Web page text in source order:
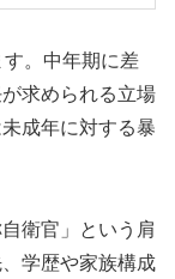
。中年期に差
求められる立場
成年に対する暴
衛官」という肩
学歴や家族構成